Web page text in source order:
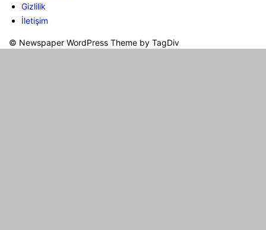
Gizlilik
İletişim
© Newspaper WordPress Theme by TagDiv